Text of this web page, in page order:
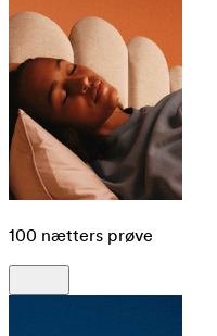
100 nætters prøve